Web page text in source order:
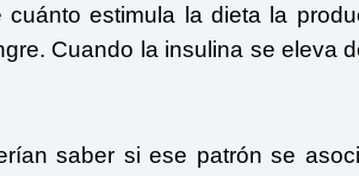
cuánto estimula la dieta la
Cuando la insulina se eleva
saber si ese patrón se